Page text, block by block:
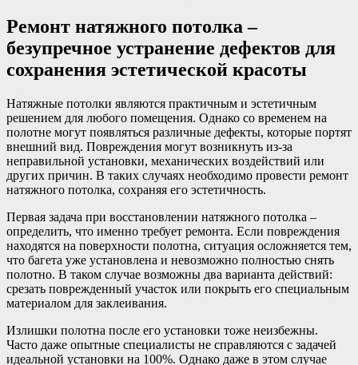
Ремонт натяжного потолка –
безупречное устранение дефектов для
сохранения эстетической красоты
Натяжные потолки являются практичным и эстетичным
решением для любого помещения. Однако со временем на
полотне могут появляться различные дефекты, которые портят
внешний вид. Повреждения могут возникнуть из-за
неправильной установки, механических воздействий или
других причин. В таких случаях необходимо провести ремонт
натяжного потолка, сохраняя его эстетичность.
Первая задача при восстановлении натяжного потолка –
определить, что именно требует ремонта. Если повреждения
находятся на поверхности полотна, ситуация осложняется тем,
что багета уже установлена и невозможно полностью снять
полотно. В таком случае возможны два варианта действий:
срезать поврежденный участок или покрыть его специальным
материалом для заклеивания.
Излишки полотна после его установки тоже неизбежны.
Часто даже опытные специалисты не справляются с задачей
идеальной установки на 100%. Однако даже в этом случае